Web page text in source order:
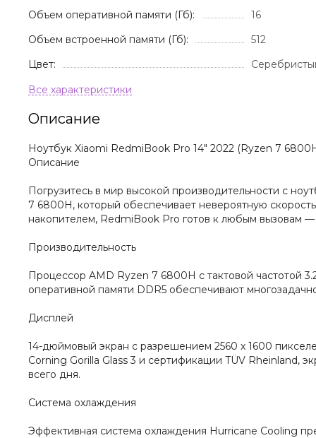
Объем оперативной памяти (Гб):
16
Объем встроенной памяти (Гб):
512
Цвет:
Описание
Ноутбук Xiaomi RedmiBook Pro 14" 2022 (Ryzen 7
Описание
Погрузитесь в мир высокой производительности с
7 6800H, который обеспечивает невероятную
накопителем, RedmiBook Pro готов к любым вызовам
Производительность
Процессор AMD Ryzen 7 6800H с тактовой частотой
оперативной памяти DDR5 обеспечивают
Дисплей
14-дюймовый экран с разрешением 2560 x 1600
Corning Gorilla Glass 3 и сертификации TÜV Rheinland,
всего дня.
Система охлаждения
Эффективная система охлаждения Hurricane Cooling